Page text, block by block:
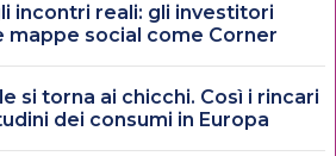
incontri reali: gli investitori
social come Corner
si torna ai chicchi. Così i rincari
dei consumi in Europa